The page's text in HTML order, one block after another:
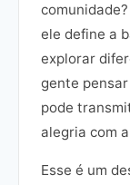
ele define a
explorar
gente
pode
alegria com
Esse é um